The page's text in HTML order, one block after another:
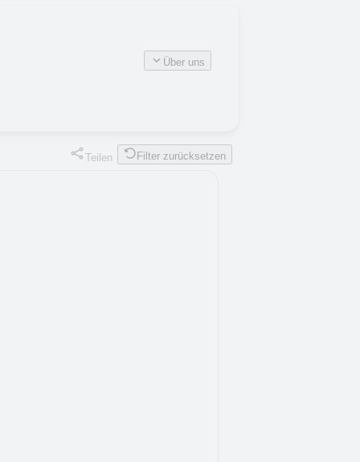
Über uns
Teilen Filter zurücksetzen